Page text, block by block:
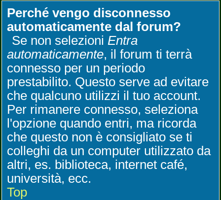
Perché vengo disconnesso
automaticamente dal forum?
Se non selezioni Entra
automaticamente, il forum ti terrà
connesso per un periodo
prestabilito. Questo serve ad evitare
che qualcuno utilizzi il tuo account.
Per rimanere connesso, seleziona
l'opzione quando entri, ma ricorda
che questo non è consigliato se ti
colleghi da un computer utilizzato da
altri, es. biblioteca, internet café,
università, ecc.
Top